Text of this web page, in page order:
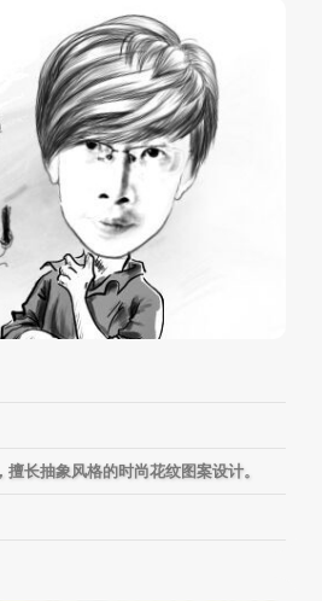
长抽象风格的时尚花纹图案设计。